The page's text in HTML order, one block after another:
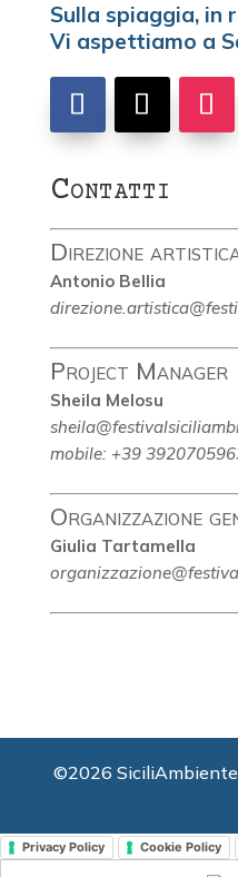
Sulla spiaggia, in
Vi aspettiamo a
Contatti
Direzione
Antonio Bellia
Project Manager
Sheila Melosu
mobile: +39
Organizzazione
Giulia Tartamella
©2026
Privacy Policy Cookie Policy